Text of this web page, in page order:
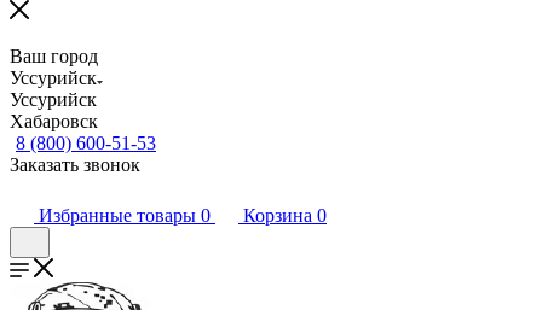
Ваш город
Уссурийск
Уссурийск
Хабаровск
8 (800) 600-51-53
Заказать звонок
Избранные товары 0 Корзина 0